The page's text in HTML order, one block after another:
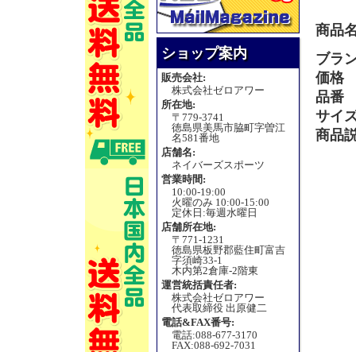
ショップ案内
販売会社:
株式会社ゼロアワー
所在地:
〒779-3741
徳島県美馬市脇町字曽江
名581番地
店舗名:
ネイバーズスポーツ
営業時間:
10:00-19:00
火曜のみ 10:00-15:00
定休日:毎週水曜日
店舗所在地:
〒771-1231
徳島県板野郡藍住町富吉
字須崎33-1
木内第2倉庫-2階東
運営統括責任者:
株式会社ゼロアワー
代表取締役 出原健二
電話&FAX番号:
電話:088-677-3170
FAX:088-692-7031
商品
ブラ
価格
品番
サイ
商品